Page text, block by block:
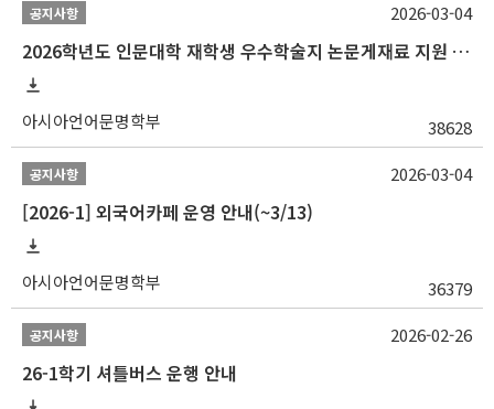
공지사항
2026학년도 인문대학 재학생 우수학술지 논문게재료 지원 안내
아시아언어문명학부 38628
2026-03-04
공지사항
[2026-1] 외국어카페 운영 안내(~3/13)
아시아언어문명학부 36379
2026-03-04
공지사항
26-1학기 셔틀버스 운행 안내
2026-02-26